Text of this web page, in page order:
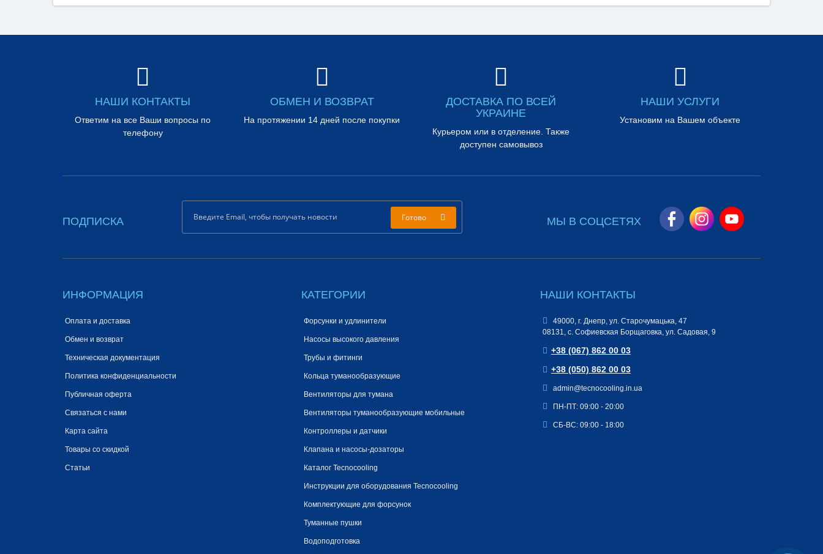
НАШИ КОНТАКТЫ
Ответим на все Ваши вопросы по
телефону
ОБМЕН И ВОЗВРАТ
На протяжении 14 дней после покупки
ДОСТАВКА ПО ВСЕЙ
УКРАИНЕ
Курьером или в отделение. Также
доступен самовывоз
НАШИ УСЛУГИ
Установим на Вашем объекте
ПОДПИСКА Готово МЫ В СОЦСЕТЯХ
ИНФОРМАЦИЯ
Оплата и доставка
Обмен и возврат
Техническая документация
Политика конфиденциальности
Публичная оферта
Связаться с нами
Карта сайта
Товары со скидкой
Статьи
КАТЕГОРИИ
Форсунки и удлинители
Насосы высокого давления
Трубы и фитинги
Кольца туманообразующие
Вентиляторы для тумана
Вентиляторы туманообразующие мобильные
Контроллеры и датчики
Клапана и насосы-дозаторы
Каталог Tecnocooling
Инструкции для оборудования Tecnocooling
Комплектующие для форсунок
Туманные пушки
Водоподготовка
НАШИ КОНТАКТЫ
49000, г. Днепр, ул. Старочумацька, 47
08131, с. Софиевская Борщаговка, ул. Садовая, 9
+38 (067) 862 00 03
+38 (050) 862 00 03
admin@tecnocooling.in.ua
ПН-ПТ: 09:00 - 20:00
СБ-ВС: 09:00 - 18:00